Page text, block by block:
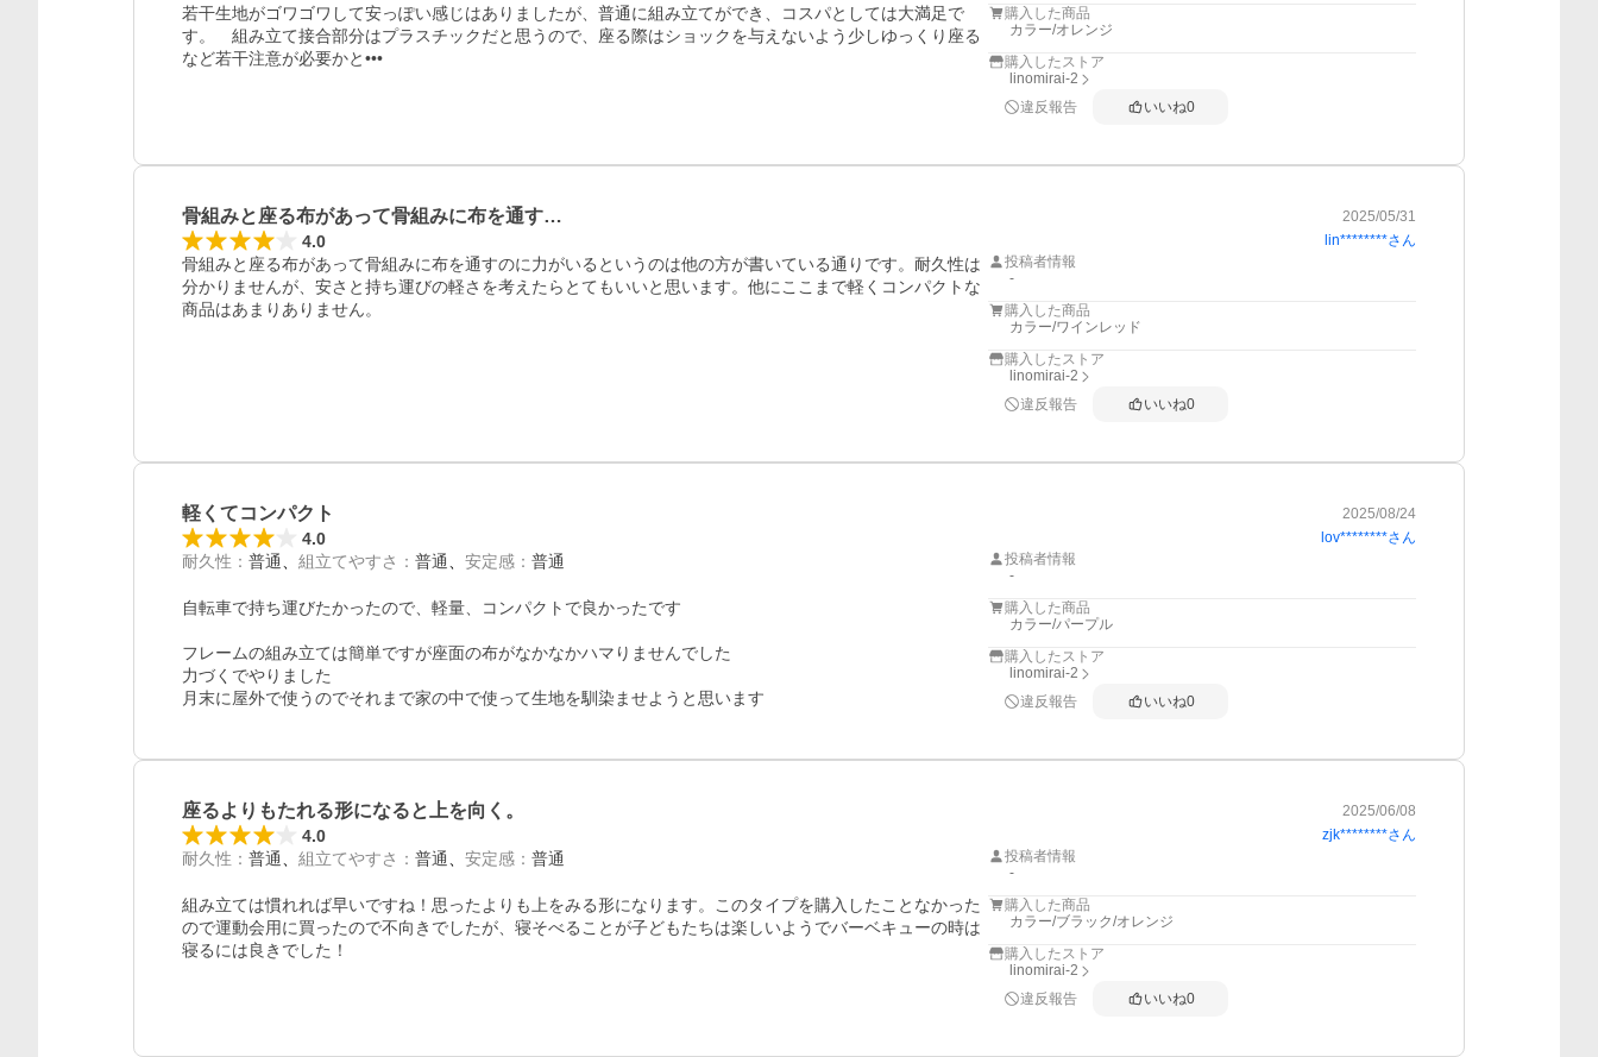
若干生地がゴワゴワして安っぽい感じはありましたが、普通に組み立てができ、コスパとしては大満足で
す。　組み立て接合部分はプラスチックだと思うので、座る際はショックを与えないよう少しゆっくり座る
など若干注意が必要かと•••
購入した商品
カラー/オレンジ
購入したストア
linomirai-2
違反報告
いいね0
骨組みと座る布があって骨組みに布を通す… 2025/05/31
4.0 lin********さん
骨組みと座る布があって骨組みに布を通すのに力がいるというのは他の方が書いている通りです。耐久性は
分かりませんが、安さと持ち運びの軽さを考えたらとてもいいと思います。他にここまで軽くコンパクトな
商品はあまりありません。
投稿者情報
-
購入した商品
カラー/ワインレッド
購入したストア
linomirai-2
違反報告
いいね0
軽くてコンパクト 2025/08/24
4.0 lov********さん
耐久性 ： 普通 組立てやすさ ： 普通 安定感 ： 普通
自転車で持ち運びたかったので、軽量、コンパクトで良かったです
フレームの組み立ては簡単ですが座面の布がなかなかハマりませんでした
力づくでやりました
投稿者情報
-
購入した商品
カラー/パープル
購入したストア
linomirai-2
違反報告
いいね0
座るよりもたれる形になると上を向く。 2025/06/08
4.0 zjk********さん
耐久性 ： 普通 組立てやすさ ： 普通 安定感 ： 普通
組み立ては慣れれば早いですね！思ったよりも上をみる形になります。このタイプを購入したことなかった
ので運動会用に買ったので不向きでしたが、寝そべることが子どもたちは楽しいようでバーベキューの時は
寝るには良きでした！
投稿者情報
-
購入した商品
カラー/ブラック/オレンジ
購入したストア
linomirai-2
違反報告
いいね0